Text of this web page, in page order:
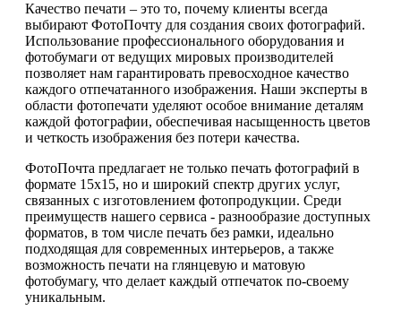
Качество печати – это то, почему клиенты всегда
выбирают ФотоПочту для создания своих фотографий.
Использование профессионального оборудования и
фотобумаги от ведущих мировых производителей
позволяет нам гарантировать превосходное качество
каждого отпечатанного изображения. Наши эксперты в
области фотопечати уделяют особое внимание деталям
каждой фотографии, обеспечивая насыщенность цветов
и четкость изображения без потери качества.
ФотоПочта предлагает не только печать фотографий в
формате 15х15, но и широкий спектр других услуг,
связанных с изготовлением фотопродукции. Среди
преимуществ нашего сервиса - разнообразие доступных
форматов, в том числе печать без рамки, идеально
подходящая для современных интерьеров, а также
возможность печати на глянцевую и матовую
фотобумагу, что делает каждый отпечаток по-своему
уникальным.